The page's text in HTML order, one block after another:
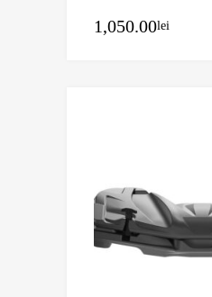
1,050.00lei